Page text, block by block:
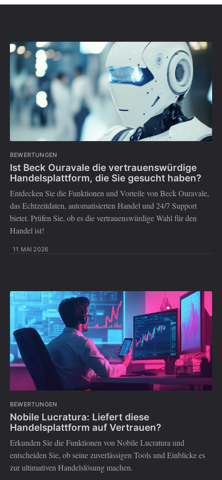
BEWERTUNGEN
Ist Beck Ouravale die vertrauenswürdige
Handelsplattform, die Sie gesucht haben?
Entdecken Sie die Funktionen und Vorteile von Beck Ouravale,
das Echtzeitdaten, automatisierten Handel und 24/7 Support
bietet. Prüfen Sie, ob es die vertrauenswürdige Wahl für den
Handel ist!
11 MAI 2026
BEWERTUNGEN
Nobile Lucratura: Liefert diese
Handelsplattform auf Vertrauen?
Erkunden Sie die Funktionen von Nobile Lucratura und
entscheiden Sie, ob seine zuverlässigen Tools und Einblicke es
zur ultimativen Handelslösung machen.